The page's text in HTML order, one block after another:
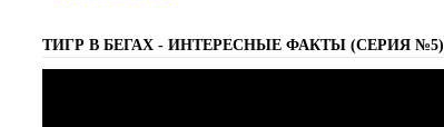
ТИГР В БЕГАХ - ИНТЕРЕСНЫЕ ФАКТЫ (СЕРИЯ №5)